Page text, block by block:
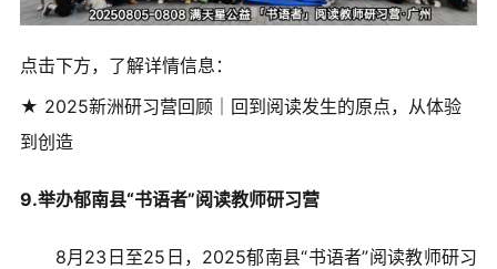
点击下方，了解详情信息：
★ 2025新洲研习营回顾｜回到阅读发生的原点，从体验
到创造
9.举办郁南县“书语者”阅读教师研习营
8月23日至25日，2025郁南县“书语者”阅读教师研习